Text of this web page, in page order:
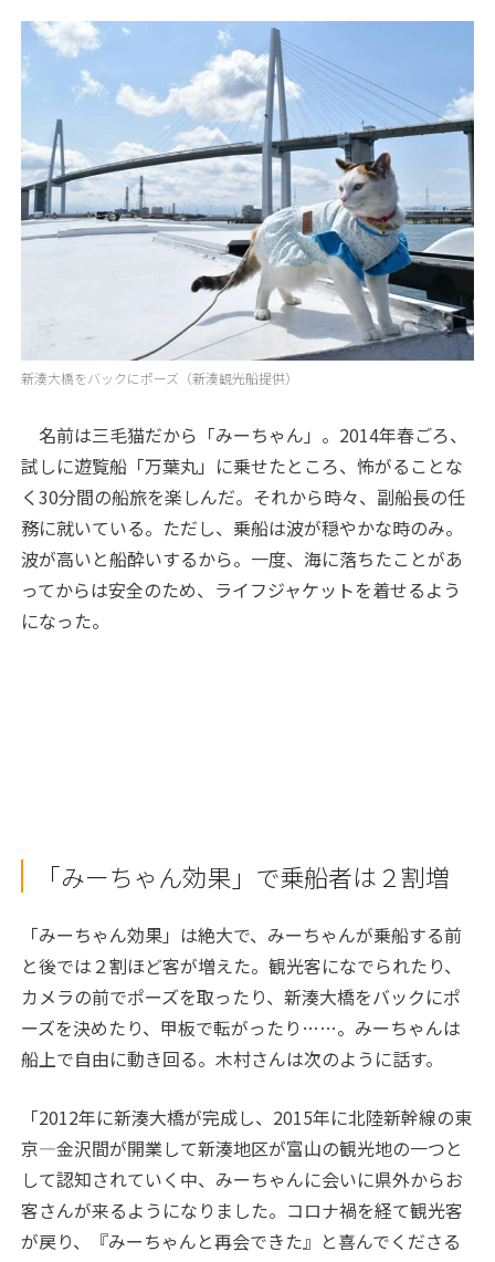
新湊大橋をバックにポーズ（新湊観光船提供）
名前は三毛猫だから「みーちゃん」。2014年春ごろ、
試しに遊覧船「万葉丸」に乗せたところ、怖がることな
く30分間の船旅を楽しんだ。それから時々、副船長の任
務に就いている。ただし、乗船は波が穏やかな時のみ。
波が高いと船酔いするから。一度、海に落ちたことがあ
ってからは安全のため、ライフジャケットを着せるよう
になった。
「みーちゃん効果」で乗船者は２割増
「みーちゃん効果」は絶大で、みーちゃんが乗船する前
と後では２割ほど客が増えた。観光客になでられたり、
カメラの前でポーズを取ったり、新湊大橋をバックにポ
ーズを決めたり、甲板で転がったり……。みーちゃんは
船上で自由に動き回る。木村さんは次のように話す。
「2012年に新湊大橋が完成し、2015年に北陸新幹線の東
京―金沢間が開業して新湊地区が富山の観光地の一つと
して認知されていく中、みーちゃんに会いに県外からお
客さんが来るようになりました。コロナ禍を経て観光客
が戻り、『みーちゃんと再会できた』と喜んでくださる